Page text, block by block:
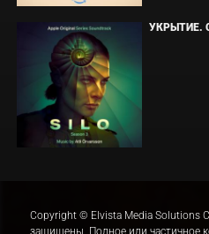
УКРЫТИЕ.
Copyright © Elvista Media Solutions
защищены. Полное или частичное